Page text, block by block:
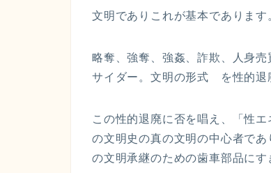
文明でありこれが基本であります
略奪、強奪、強姦、詐欺、人身
サイダー。文明の形式 を性的退
この性的退廃に否を唱え、「性
の文明史の真の文明の中心者で
の文明承継のための歯車部品にす